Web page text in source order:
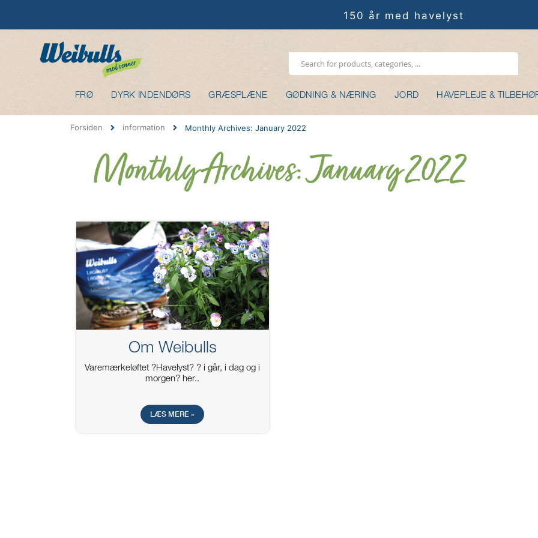
150 år med havelyst
FRØ DYRK INDENDØRS GRÆSPLÆNE GØDNING & NÆRING JORD HAVEPLEJE &
Forsiden information Monthly Archives: January 2022
Monthly Archives: January 2022
Om Weibulls
Varemærkeløftet ?Havelyst? ? i går, i dag og i
morgen? her..
LÆS MERE »